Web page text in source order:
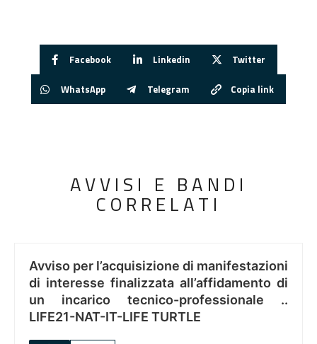
Facebook Linkedin Twitter
WhatsApp Telegram Copia link
AVVISI E BANDI
CORRELATI
Avviso per l’acquisizione di manifestazioni
di interesse finalizzata all’affidamento di
un incarico tecnico-professionale ..
LIFE21-NAT-IT-LIFE TURTLE